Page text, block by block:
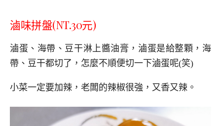
滷味拼盤(NT.30元)
滷蛋、海帶、豆干淋上醬油膏，滷蛋是給整顆，海
帶、豆干都切了，怎麼不順便切一下滷蛋呢(笑)
小菜一定要加辣，老闆的辣椒很強，又香又辣。